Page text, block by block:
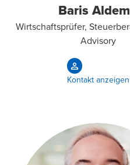
Baris
Wirtschaftsprüfer,
Advisory
Kontakt anzeigen